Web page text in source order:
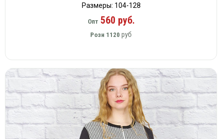
Размеры: 104-128
Опт560 руб.
Розн 1120 руб